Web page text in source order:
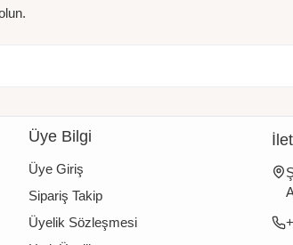
Üye Bilgi
Üye Giriş
Sipariş Takip
Üyelik Sözleşmesi